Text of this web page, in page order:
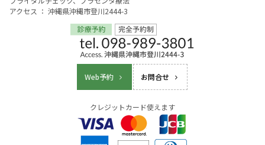
アクセス ： 沖縄県沖縄市登川2444-3
Web予約 お問合せ
クレジットカード使えます